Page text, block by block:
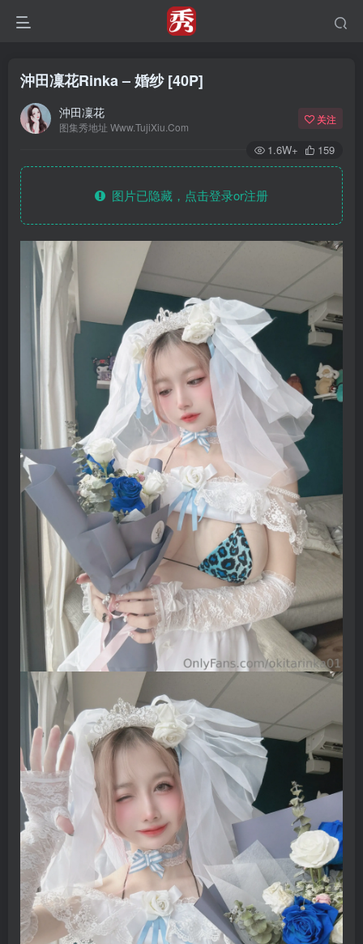
沖田凜花Rinka – 婚纱 [40P]
沖田凜花
图集秀地址 Www.TujiXiu.Com
关注
1.6W+ 159
图片已隐藏，点击登录or注册